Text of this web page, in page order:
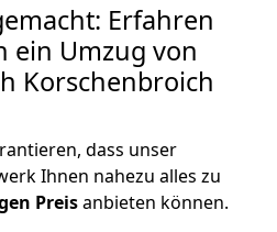
Erfahren
ein Umzug von
Korschenbroich
dass unser
Ihnen nahezu alles zu
Preisanbieten können.